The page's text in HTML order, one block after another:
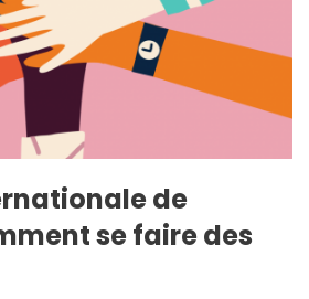
de
se faire des